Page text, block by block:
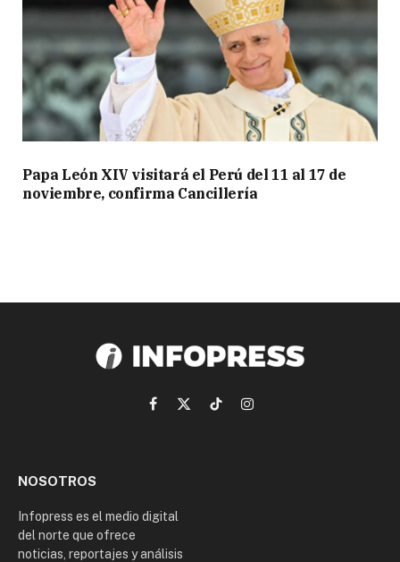
Papa León XIV visitará el Perú del 11 al 17 de
noviembre, confirma Cancillería
Facebook
X
TikTokInstagram
NOSOTROS
Infopress es el medio digital
del norte que ofrece
noticias, reportajes y análisis